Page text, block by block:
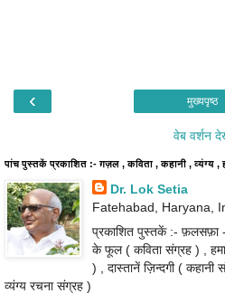
‹ मुख्यपृष्ठ
वेब वर्शन
पांच पुस्तकें प्रकाशित :- ग़ज़ल , कविता , कहानी , व्यंग्य ,
Dr. Lok Setia
Fatehabad, Haryana,
प्रकाशित पुस्तकें :- फ़लसफ़ा
के फूल ( कविता संग्रह ) ,
) , दास्तानें ज़िन्दगी (
व्यंग्य रचना संग्रह )